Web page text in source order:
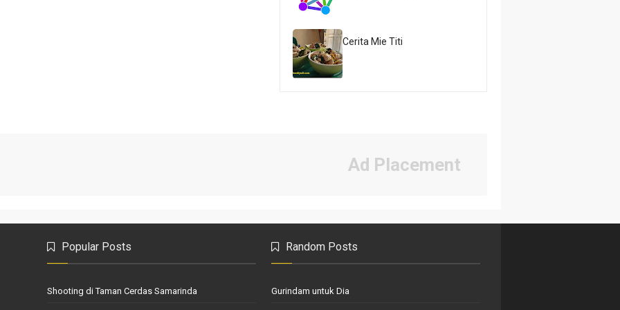
Cerita Mie Titi
Ad Placement
Popular Posts
Shooting di Taman Cerdas Samarinda
Random Posts
Gurindam untuk Dia